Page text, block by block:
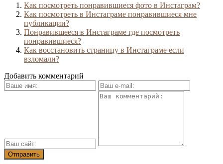
Как посмотреть понравившиеся фото в Инстаграм?
Как посмотреть в Инстаграме понравившиеся мне
публикации?
Понравившееся в Инстаграме где посмотреть
понравившиеся?
Как восстановить страницу в Инстаграме если
взломали?
Добавить комментарий